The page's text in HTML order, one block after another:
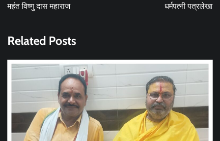
महंत विष्णु दास महाराज
धर्मपत्नी पत्रलेखा
Related Posts